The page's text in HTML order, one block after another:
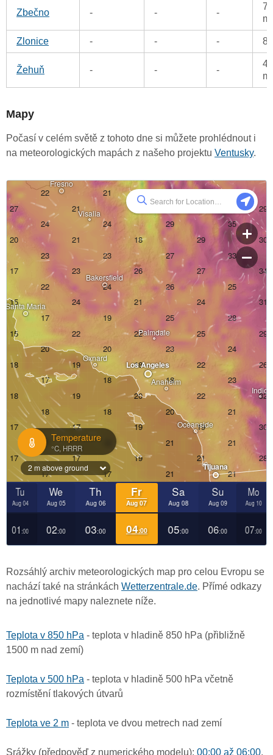
Zbečno - - -
Zlonice - - -
Žehuň - - -
Mapy
Počasí v celém světě z tohoto dne si můžete prohlédnout i
na meteorologických mapách z našeho projektu Ventusky.
Rozsáhlý archiv meteorologických map pro celou Evropu se
nachází také na stránkách Wetterzentrale.de. Přímé odkazy
na jednotlivé mapy naleznete níže.
Teplota v 850 hPa - teplota v hladině 850 hPa (přibližně
1500 m nad zemí)
Teplota v 500 hPa - teplota v hladině 500 hPa včetně
rozmístění tlakových útvarů
Teplota ve 2 m - teplota ve dvou metrech nad zemí
Srážky (předpověď z numerického modelu): 00:00 až 06:00,